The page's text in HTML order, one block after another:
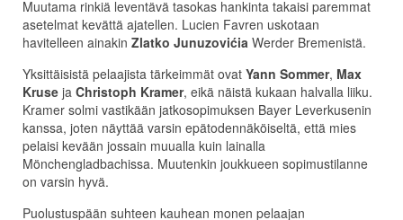
Muutama rinkiä leventävä tasokas hankinta takaisi paremmat
asetelmat kevättä ajatellen. Lucien Favren uskotaan
havitelleen ainakin Zlatko Junuzovićia Werder Bremenistä.
Yksittäisistä pelaajista tärkeimmät ovat Yann Sommer, Max
Kruse ja Christoph Kramer, eikä näistä kukaan halvalla liiku.
Kramer solmi vastikään jatkosopimuksen Bayer Leverkusenin
kanssa, joten näyttää varsin epätodennäköiseltä, että mies
pelaisi kevään jossain muualla kuin lainalla
Mönchengladbachissa. Muutenkin joukkueen sopimustilanne
on varsin hyvä.
Puolustuspään suhteen kauhean monen pelaajan